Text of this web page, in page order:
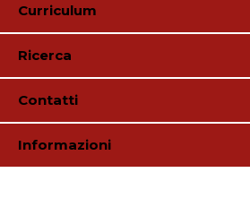
Curriculum
Ricerca
Contatti
Informazioni